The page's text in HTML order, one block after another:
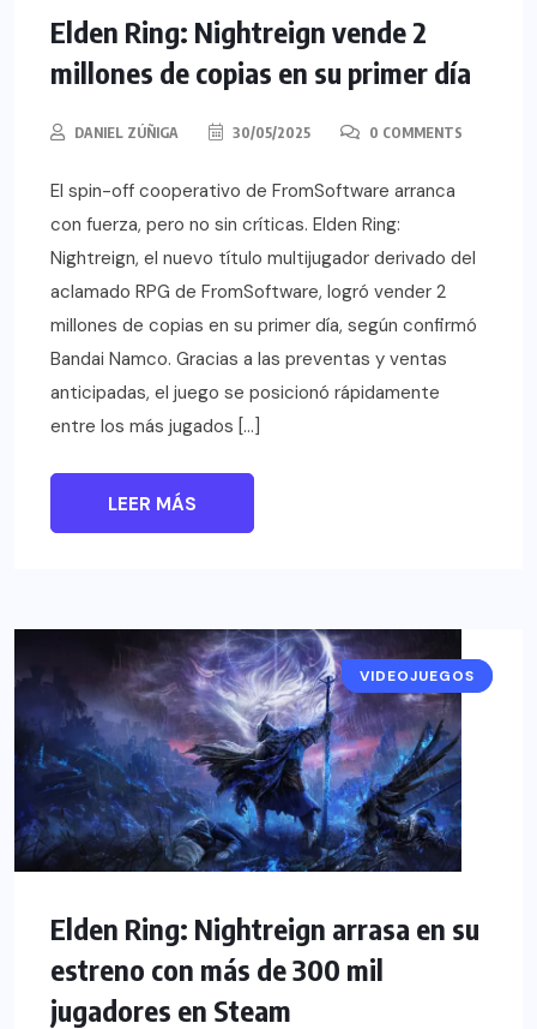
Elden Ring: Nightreign vende 2
millones de copias en su primer día
DANIEL ZÚÑIGA 30/05/2025 0 COMMENTS
El spin-off cooperativo de FromSoftware arranca
con fuerza, pero no sin críticas. Elden Ring:
Nightreign, el nuevo título multijugador derivado del
aclamado RPG de FromSoftware, logró vender 2
millones de copias en su primer día, según confirmó
Bandai Namco. Gracias a las preventas y ventas
anticipadas, el juego se posicionó rápidamente
entre los más jugados […]
LEER MÁS
NOTICIAS
VIDEOJUEGOS
Elden Ring: Nightreign arrasa en su
estreno con más de 300 mil
jugadores en Steam